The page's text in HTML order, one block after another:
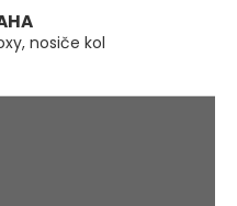
nosiče kol